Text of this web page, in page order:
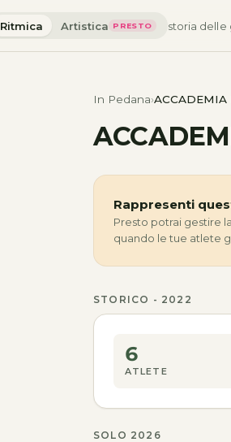
Ritmica Artistica PRESTO storia delle
In Pedana ACCADEMIA
Rappresenti
Presto potrai gestire
quando le tue atlete
STORICO - 2022
6
ATLETE
SOLO 2026